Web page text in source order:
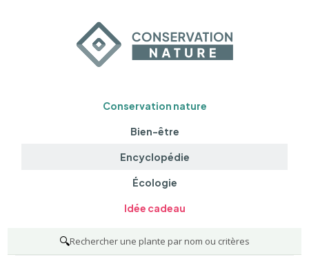
Conservation nature
Bien-être
Encyclopédie
Écologie
Idée cadeau
🔍Rechercher une plante par nom ou critères